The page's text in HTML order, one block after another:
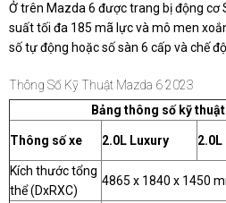
Ở trên Mazda 6 được trang bị động cơ
suất tối đa 185 mã lực và mô men
số tự động hoặc số sàn 6 cấp và chế
Thông Số Kỹ Thuật Mazda 6 2023
Bảng thông số kỹ
Thông số xe 2.0L Luxury
Kích thước tổng
thể (DxRXC)
4865 x 1840 x 1450